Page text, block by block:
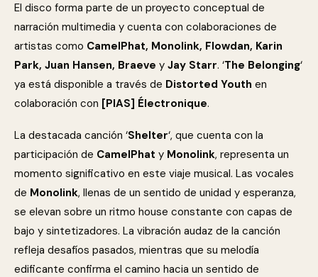
El disco forma parte de un proyecto conceptual de
narración multimedia y cuenta con colaboraciones de
artistas como CamelPhat, Monolink, Flowdan, Karin
Park, Juan Hansen, Braeve y Jay Starr. ‘The Belonging‘
ya está disponible a través de Distorted Youth en
colaboración con [PIAS] Électronique.
La destacada canción ‘Shelter‘, que cuenta con la
participación de CamelPhat y Monolink, representa un
momento significativo en este viaje musical. Las vocales
de Monolink, llenas de un sentido de unidad y esperanza,
se elevan sobre un ritmo house constante con capas de
bajo y sintetizadores. La vibración audaz de la canción
refleja desafíos pasados, mientras que su melodía
edificante confirma el camino hacia un sentido de